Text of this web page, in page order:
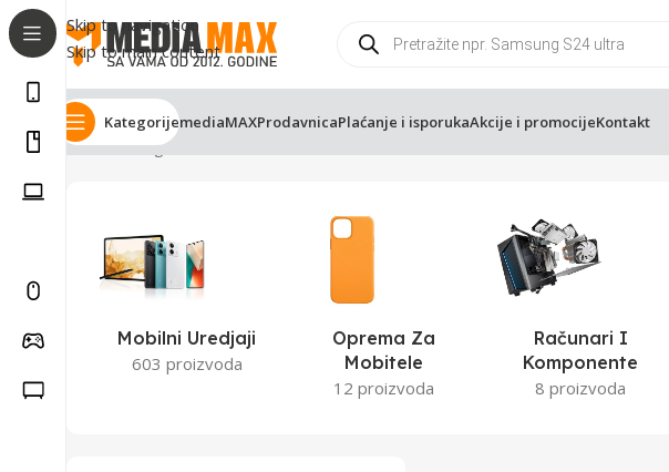
Skip to navigation
Skip to main content
KategorijemediaMAXProdavnicaPlaćanje i isporukaAkcije i promocijeKontakt
Početna Trgovina
Mobilni Uredjaji
603 proizvoda
Oprema Za
Mobitele
12 proizvoda
Računari I
Komponente
8 proizvoda